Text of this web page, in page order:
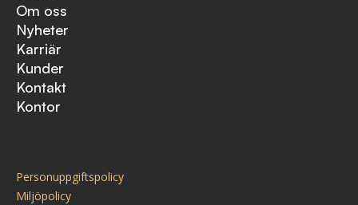
Om oss
Nyheter
Karriär
Kunder
Kontakt
Kontor
Personuppgiftspolicy
Miljöpolicy